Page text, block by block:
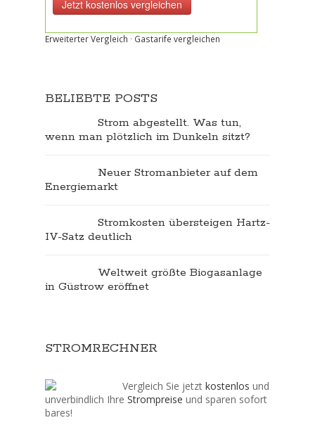
Erweiterter Vergleich · Gastarife vergleichen
BELIEBTE POSTS
Strom abgestellt. Was tun,
wenn man plötzlich im Dunkeln sitzt?
Neuer Stromanbieter auf dem
Energiemarkt
Stromkosten übersteigen Hartz-
IV-Satz deutlich
Weltweit größte Biogasanlage
in Güstrow eröffnet
STROMRECHNER
Vergleich Sie jetzt kostenlos und
unverbindlich Ihre Strompreise und sparen sofort
bares!